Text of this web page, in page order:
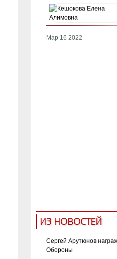
Мар 16 2022
ИЗ НОВОСТЕЙ
Сергей Арутюнов
Обороны